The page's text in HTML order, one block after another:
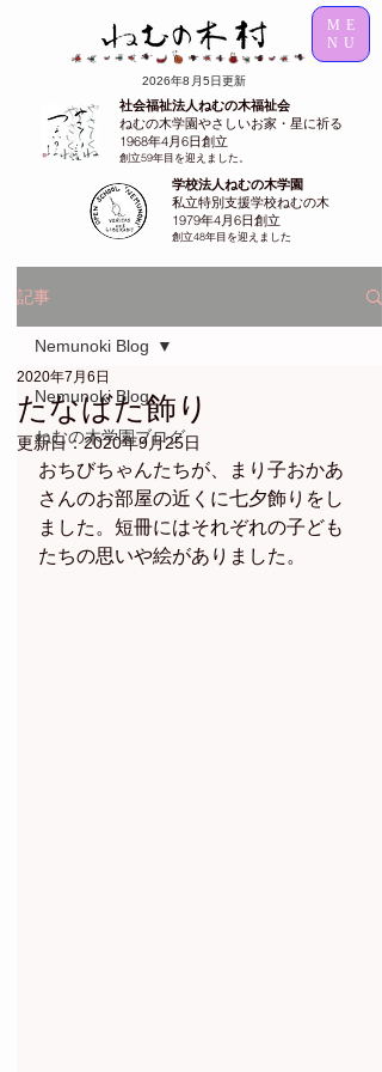
2026年8月5日更新
学校法人ねむの木学園
私立特別支援学校ねむの木
1979年4月6日創立
創立48年目を迎えました
社会福祉法人ねむの木福祉会
ねむの木学園やさしいお家・星に祈る
1968年4月6日創立
創立59年目を迎えました。
ME
NU
記事
Nemunoki Blog
ねむの木学園ブログ
Nemunoki Blog
たなばた飾り
2020年7月6日
更新日：2020年9月25日
おちびちゃんたちが、まり子おかあ
さんのお部屋の近くに七夕飾りをし
ました。短冊にはそれぞれの子ども
たちの思いや絵がありました。